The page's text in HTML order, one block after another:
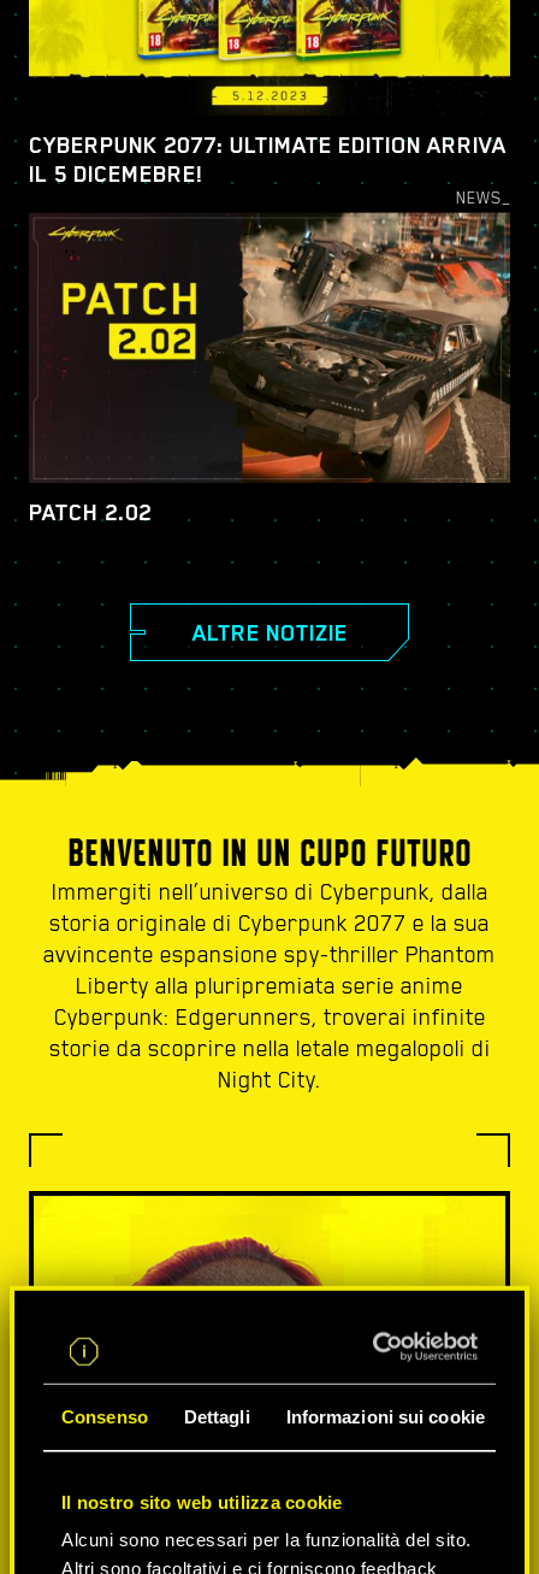
Consenso Dettagli Informazioni sui cookie
Il nostro sito web utilizza cookie
Alcuni sono necessari per la funzionalità del sito.
Altri sono facoltativi e ci forniscono feedback
CYBERPUNK 2077: ULTIMATE EDITION ARRIVA
IL 5 DICEMEBRE!
NEWS_
PATCH 2.02
ALTRE NOTIZIE
BENVENUTO IN UN CUPO FUTURO
Immergiti nell’universo di Cyberpunk, dalla
storia originale di Cyberpunk 2077 e la sua
avvincente espansione spy-thriller Phantom
Liberty alla pluripremiata serie anime
Cyberpunk: Edgerunners, troverai infinite
storie da scoprire nella letale megalopoli di
Night City.